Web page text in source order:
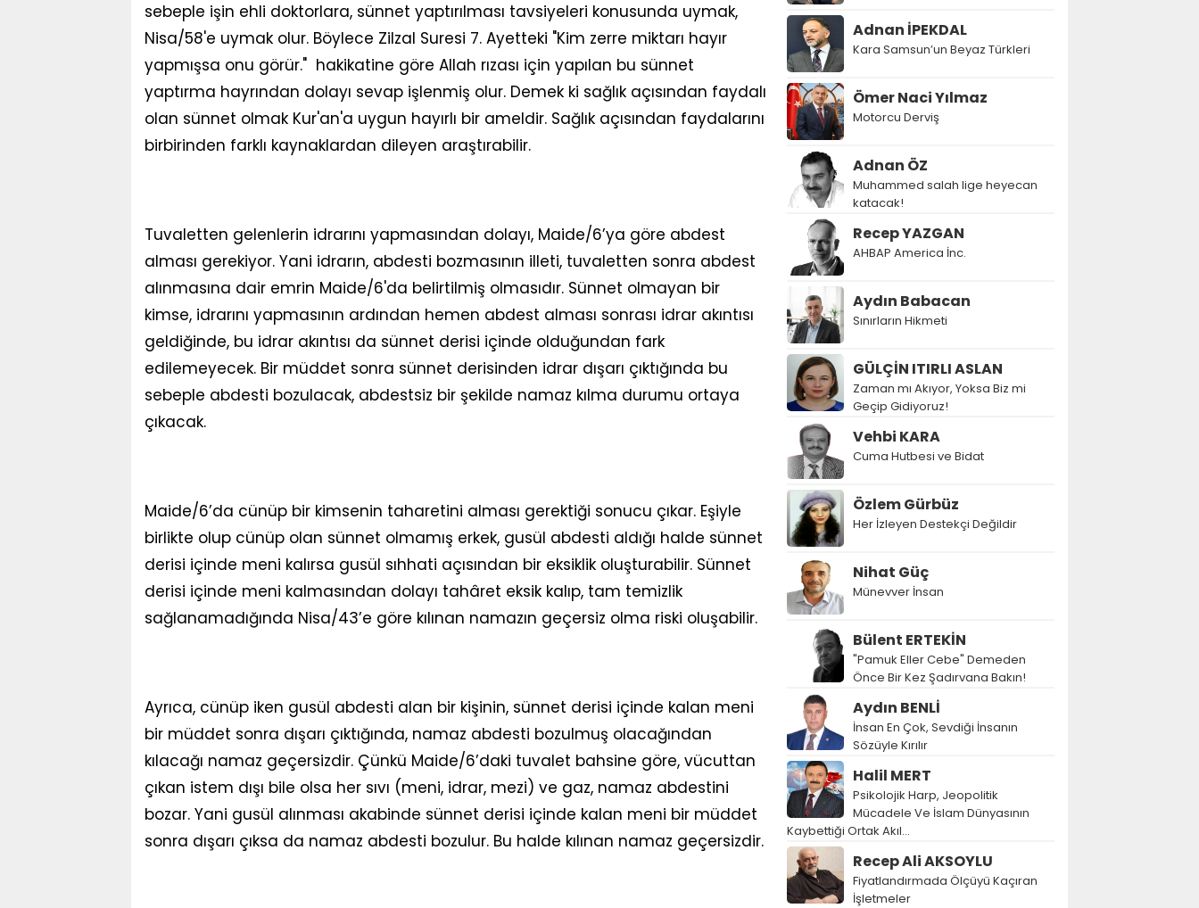
sebeple işin ehli doktorlara, sünnet yaptırılması tavsiyeleri konusunda uymak,
Nisa/58'e uymak olur. Böylece Zilzal Suresi 7. Ayetteki "Kim zerre miktarı hayır
yapmışsa onu görür." hakikatine göre Allah rızası için yapılan bu sünnet
yaptırma hayrından dolayı sevap işlenmiş olur. Demek ki sağlık açısından faydalı
olan sünnet olmak Kur'an'a uygun hayırlı bir ameldir. Sağlık açısından faydalarını
birbirinden farklı kaynaklardan dileyen araştırabilir.
Tuvaletten gelenlerin idrarını yapmasından dolayı, Maide/6’ya göre abdest
alması gerekiyor. Yani idrarın, abdesti bozmasının illeti, tuvaletten sonra abdest
alınmasına dair emrin Maide/6'da belirtilmiş olmasıdır. Sünnet olmayan bir
kimse, idrarını yapmasının ardından hemen abdest alması sonrası idrar akıntısı
geldiğinde, bu idrar akıntısı da sünnet derisi içinde olduğundan fark
edilemeyecek. Bir müddet sonra sünnet derisinden idrar dışarı çıktığında bu
sebeple abdesti bozulacak, abdestsiz bir şekilde namaz kılma durumu ortaya
çıkacak.
Maide/6’da cünüp bir kimsenin taharetini alması gerektiği sonucu çıkar. Eşiyle
birlikte olup cünüp olan sünnet olmamış erkek, gusül abdesti aldığı halde sünnet
derisi içinde meni kalırsa gusül sıhhati açısından bir eksiklik oluşturabilir. Sünnet
derisi içinde meni kalmasından dolayı tahâret eksik kalıp, tam temizlik
sağlanamadığında Nisa/43’e göre kılınan namazın geçersiz olma riski oluşabilir.
Ayrıca, cünüp iken gusül abdesti alan bir kişinin, sünnet derisi içinde kalan meni
bir müddet sonra dışarı çıktığında, namaz abdesti bozulmuş olacağından
kılacağı namaz geçersizdir. Çünkü Maide/6’daki tuvalet bahsine göre, vücuttan
çıkan istem dışı bile olsa her sıvı (meni, idrar, mezi) ve gaz, namaz abdestini
bozar. Yani gusül alınması akabinde sünnet derisi içinde kalan meni bir müddet
sonra dışarı çıksa da namaz abdesti bozulur. Bu halde kılınan namaz geçersizdir.
Adnan İPEKDAL
Kara Samsun’un Beyaz Türkleri
Ömer Naci Yılmaz
Motorcu Derviş
Adnan ÖZ
Muhammed salah lige heyecan
katacak!
Recep YAZGAN
AHBAP America İnc.
Aydın Babacan
Sınırların Hikmeti
GÜLÇİN ITIRLI ASLAN
Zaman mı Akıyor, Yoksa Biz mi
Geçip Gidiyoruz!
Vehbi KARA
Cuma Hutbesi ve Bidat
Özlem Gürbüz
Her İzleyen Destekçi Değildir
Nihat Güç
Münevver İnsan
Bülent ERTEKİN
"Pamuk Eller Cebe" Demeden
Önce Bir Kez Şadırvana Bakın!
Aydın BENLİ
İnsan En Çok, Sevdiği İnsanın
Sözüyle Kırılır
Halil MERT
Psikolojik Harp, Jeopolitik
Mücadele Ve İslam Dünyasının
Kaybettiği Ortak Akıl…
Recep Ali AKSOYLU
Fiyatlandırmada Ölçüyü Kaçıran
İşletmeler